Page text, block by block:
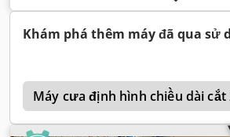
Khám phá thêm máy đã qua sử
Máy cưa định hình chiều dài cắt